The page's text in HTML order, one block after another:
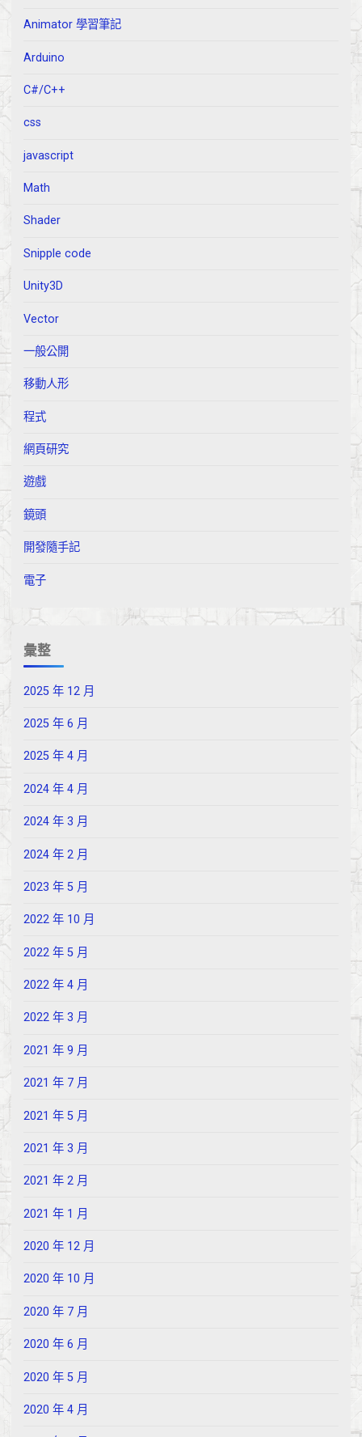
Animator 學習筆記
Arduino
C#/C++
css
javascript
Math
Shader
Snipple code
Unity3D
Vector
一般公開
移動人形
程式
網頁研究
遊戲
鏡頭
開發隨手記
電子
彙整
2025 年 12 月
2025 年 6 月
2025 年 4 月
2024 年 4 月
2024 年 3 月
2024 年 2 月
2023 年 5 月
2022 年 10 月
2022 年 5 月
2022 年 4 月
2022 年 3 月
2021 年 9 月
2021 年 7 月
2021 年 5 月
2021 年 3 月
2021 年 2 月
2021 年 1 月
2020 年 12 月
2020 年 10 月
2020 年 7 月
2020 年 6 月
2020 年 5 月
2020 年 4 月